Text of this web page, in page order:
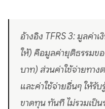
อ้างอิง TFRS 3: มูลค่า
ให้) คือมูลค่ายุติธรรมข
บาท) ส่วนค่าใช้จ่ายทาง
และค่าใช้จ่ายอื่นๆ ให้รับ
ขาดทุน ทันที ไม่รวมเป็